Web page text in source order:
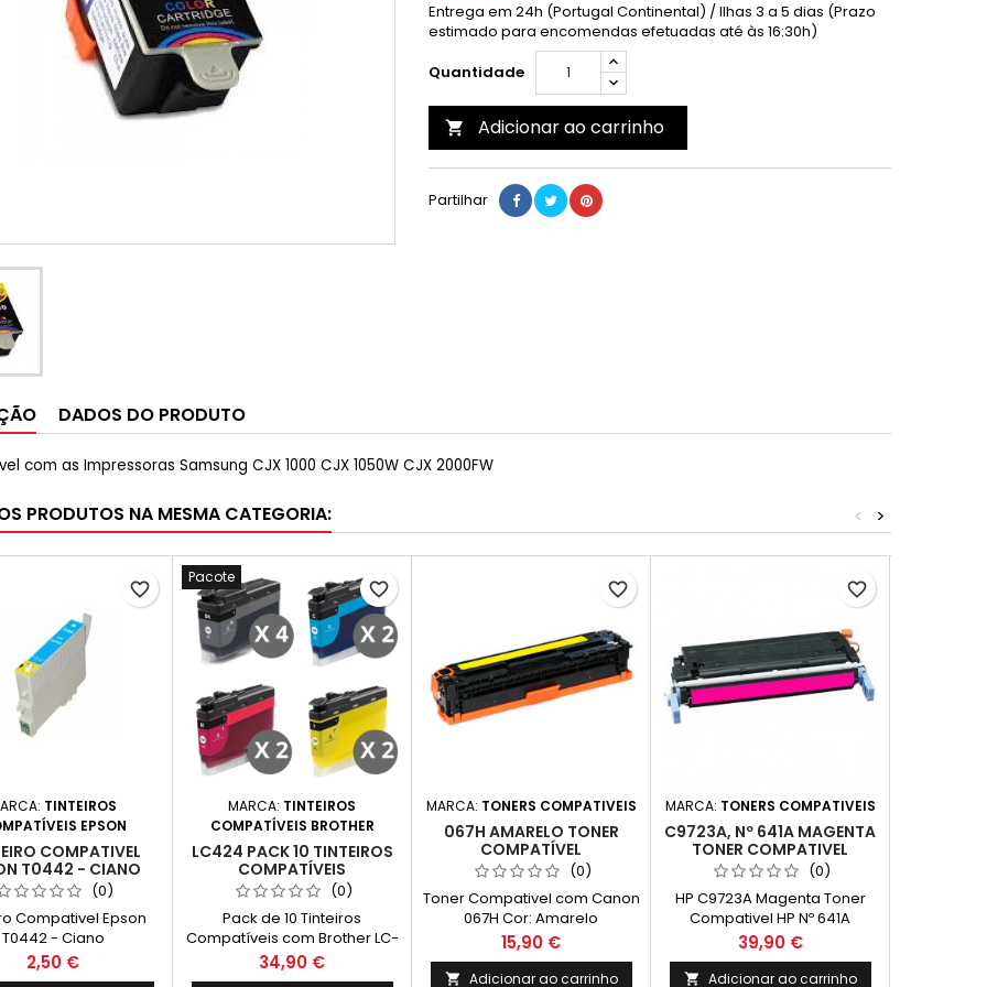
Entrega em 24h (Portugal Continental) / Ilhas 3 a 5 dias (Prazo
estimado para encomendas efetuadas até às 16:30h)
Quantidade
 Adicionar ao carrinho
Partilhar
DADOS DO PRODUTO
com as Impressoras Samsung CJX 1000 CJX 1050W CJX 2000FW
PRODUTOS NA MESMA CATEGORIA: >
<
TINTEIROS
EPSON
COMPATIVEL
T0442 - CIANO
(0)
Compativel Epson
T0442 - Ciano
Preço
2,50 €
favorite_border
Pacote
MARCA: TINTEIROS
COMPATÍVEIS BROTHER
LC424 PACK 10 TINTEIROS
COMPATÍVEIS
(0)
Pack de 10 Tinteiros
Compatíveis com Brother LC-
424 Cor: 4 Preto + 2 Ciano + 2
Magenta + 2 Amarelo
Preço
34,90 €
favorite_border
MARCA: TONERS COMPATIVEIS
067H AMARELO TONER
COMPATÍVEL
(0)
Toner Compativel com Canon
067H Cor: Amarelo
Rendimento Médio: 2.450
Páginas* *(Em impressão
contínua até 5% de cobertura
Preço
15,90 €
 Adicionar ao carrinho
favorite_border
MARCA: TONERS COMPATIVEIS
C9723A, Nº 641A MAGENTA
TONER COMPATIVEL
(0)
HP C9723A Magenta Toner
Compativel HP Nº 641A
Capacidade: 8.000k
Preço
39,90 €
 Adicionar ao carrinho
favorite_border